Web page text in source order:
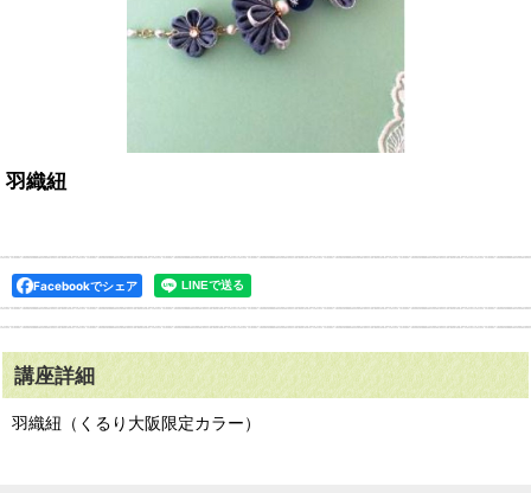
羽織紐
Facebookでシェア
講座詳細
羽織紐（くるり大阪限定カラー）